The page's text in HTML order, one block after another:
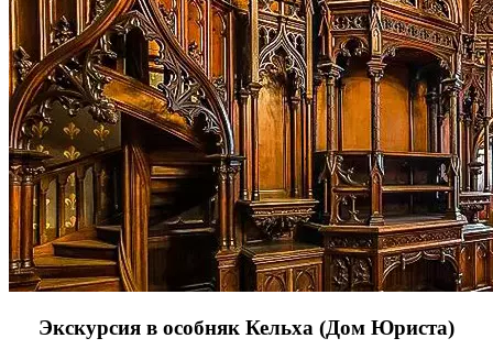
Экскурсия в особняк Кельха (Дом Юриста)